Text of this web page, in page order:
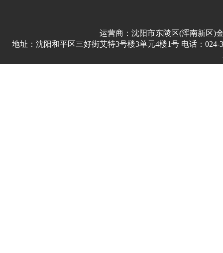
运营商：沈阳市东陵区(浑南新区)
地址：沈阳和平区三好街艾特3号楼3单元4楼1号 电话：024-